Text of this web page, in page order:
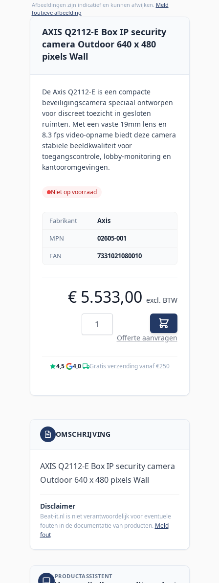
Afbeeldingen zijn indicatief en kunnen afwijken. Meld
foutieve afbeelding
AXIS Q2112-E Box IP security
camera Outdoor 640 x 480
pixels Wall
De Axis Q2112-E is een compacte
beveiligingscamera speciaal ontworpen
voor discreet toezicht in gesloten
ruimten. Met een vaste 19mm lens en
8.3 fps video-opname biedt deze camera
stabiele beeldkwaliteit voor
toegangscontrole, lobby-monitoring en
kantooromgevingen.
Niet op voorraad
Fabrikant
Axis
MPN
02605-001
EAN
7331021080010
€ 5.533,00 excl. BTW
Aantal
Offerte aanvragen
4,5· 4,0· Gratis verzending vanaf €250
OMSCHRIJVING
AXIS Q2112-E Box IP security camera
Outdoor 640 x 480 pixels Wall
Disclaimer
Beat-it.nl is niet verantwoordelijk voor eventuele
fouten in de documentatie van producten. Meld
fout
PRODUCTASSISTENT